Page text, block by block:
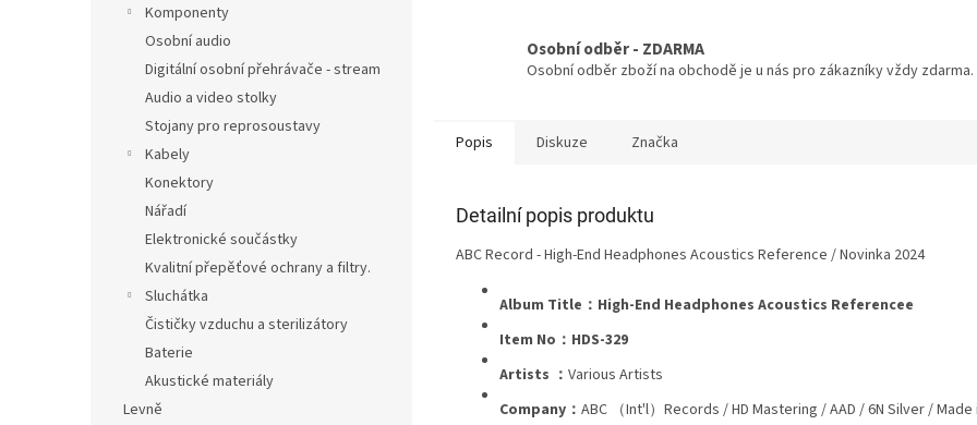
Komponenty
Osobní audio
Digitální osobní přehrávače - stream
Audio a video stolky
Stojany pro reprosoustavy
Kabely
Konektory
Nářadí
Elektronické součástky
Kvalitní přepěťové ochrany a filtry.
Sluchátka
Čističky vzduchu a sterilizátory
Baterie
Akustické materiály
Levně
Osobní odběr - ZDARMA
Osobní odběr zboží na obchodě je u nás pro zákazníky vždy zdarma.
Popis Diskuze Značka
Detailní popis produktu
ABC Record - High-End Headphones Acoustics Reference / Novinka 2024
Album Title：High-End Headphones Acoustics Referencee
Item No：HDS-329
Artists ： Various Artists
Company： ABC （Int'l）Records / HD Mastering / AAD / 6N Silver /